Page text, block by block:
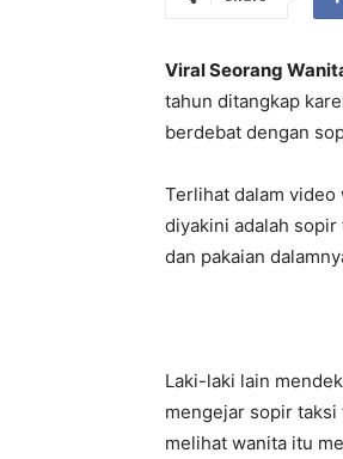
Viral Seorang
tahun ditangkap
berdebat dengan
Terlihat dalam
diyakini adalah
dan pakaian
Laki-laki lain
mengejar sopir
melihat wanita itu